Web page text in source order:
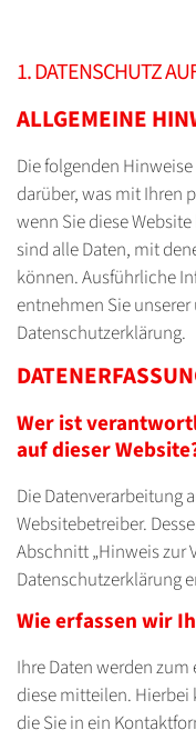
1. DATENSCHUTZ
ALLGEMEINE
Die folgenden
darüber, was mit Ihren
wenn Sie diese
sind alle Daten, mit
können. Ausführliche
entnehmen Sie
Datenschutzerklärung.
Wer ist
auf dieser
Die Datenverarbeitung
Websitebetreiber.
Abschnitt „Hinweis zur
Datenschutzerklärung
Wie erfassen wir
Ihre Daten werden
diese mitteilen. Hierbei
die Sie in ein